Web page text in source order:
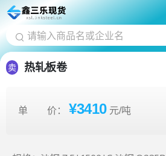
卖 热轧板卷
单 价： ¥3410 元/吨